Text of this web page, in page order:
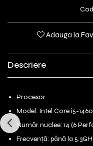
Adauga la
Descriere
Procesor
Model: Intel Core i5-
Număr nuclee: 14 (6
Frecvență: până la